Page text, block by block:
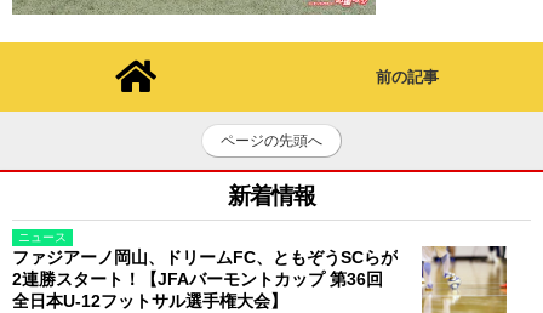
前の記事
ページの先頭へ
新着情報
ニュース
ファジアーノ岡山、ドリームFC、ともぞうSCらが
2連勝スタート！【JFAバーモントカップ 第36回
全日本U-12フットサル選手権大会】